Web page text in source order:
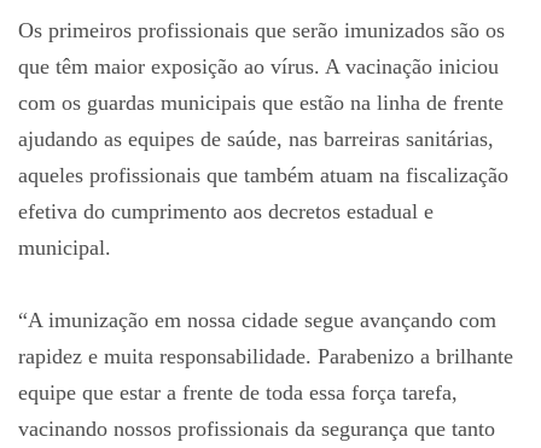
Os primeiros profissionais que serão imunizados são os
que têm maior exposição ao vírus. A vacinação iniciou
com os guardas municipais que estão na linha de frente
ajudando as equipes de saúde, nas barreiras sanitárias,
aqueles profissionais que também atuam na fiscalização
efetiva do cumprimento aos decretos estadual e
municipal.
“A imunização em nossa cidade segue avançando com
rapidez e muita responsabilidade. Parabenizo a brilhante
equipe que estar a frente de toda essa força tarefa,
vacinando nossos profissionais da segurança que tanto